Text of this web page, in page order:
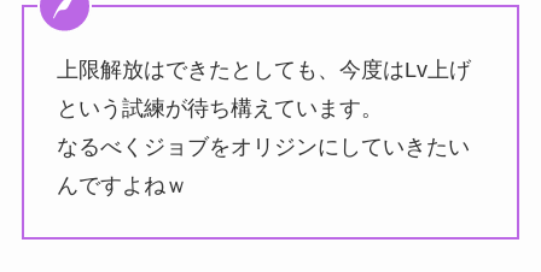
上限解放はできたとしても、今度はLv上げ
という試練が待ち構えています。
なるべくジョブをオリジンにしていきたい
んですよねｗ